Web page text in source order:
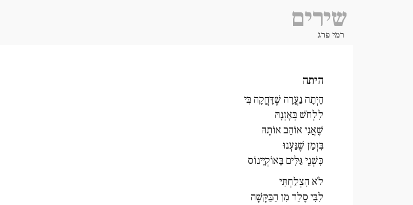
שירים
רמי פרג
היתה
הָיְתָה נַעֲרָה שֶׁדָּחֲקָה בִּי
לִלְחֹשׁ בְּאָזְנָהּ
שֶׁאֲנִי אוֹהֵב אוֹתָהּ
בִּזְמַן שֶׁנַּעְנוּ
כִּשְׁנֵי גַּלִּים בָּאוֹקְיָינוֹס
לֹא הִצְלַחְתִּי
לִבִּי סָלַד מִן הַבַּקָּשָׁה